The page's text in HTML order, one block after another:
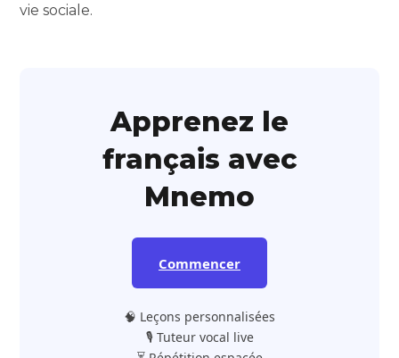
vie sociale.
Apprenez le
français avec
Mnemo
Commencer
🧠 Leçons personnalisées
🎙️ Tuteur vocal live